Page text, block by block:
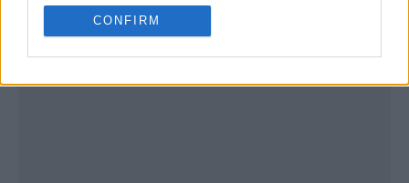
CONFIRM
Publicidad